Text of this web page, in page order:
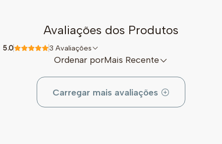
Avaliações dos Produtos
5.0 3 Avaliações
Ordenar porMais Recente
Carregar mais avaliações